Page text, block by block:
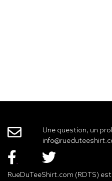
Une question, un
RueDuTeeShirt.com (RDTS)